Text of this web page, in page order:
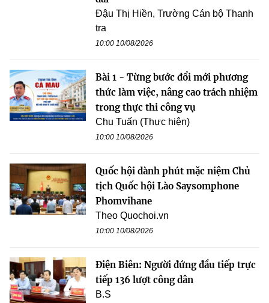
Đậu Thị Hiền, Trường Cán bộ Thanh
tra
10:00 10/08/2026
Bài 1 - Từng bước đổi mới phương
thức làm việc, nâng cao trách nhiệm
trong thực thi công vụ
Chu Tuấn (Thực hiện)
10:00 10/08/2026
Quốc hội dành phút mặc niệm Chủ
tịch Quốc hội Lào Saysomphone
Phomvihane
Theo Quochoi.vn
10:00 10/08/2026
Điện Biên: Người đứng đầu tiếp trực
tiếp 136 lượt công dân
B.S